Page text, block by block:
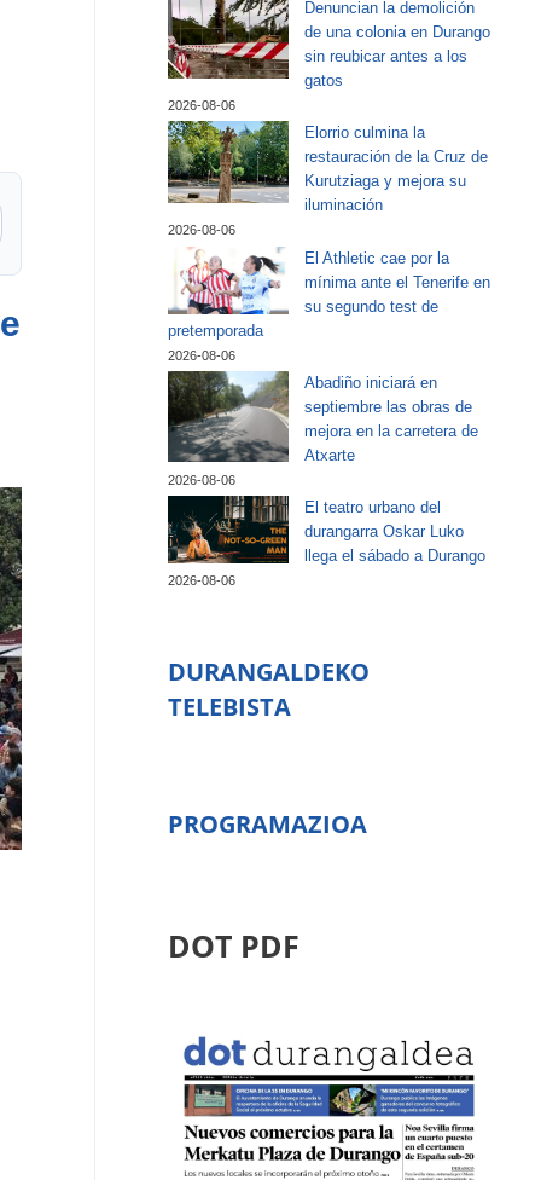
Denuncian la demolición
de una colonia en Durango
sin reubicar antes a los
gatos
2026-08-06
Elorrio culmina la
restauración de la Cruz de
Kurutziaga y mejora su
iluminación
2026-08-06
El Athletic cae por la
mínima ante el Tenerife en
su segundo test de
pretemporada
2026-08-06
Abadiño iniciará en
septiembre las obras de
mejora en la carretera de
Atxarte
2026-08-06
El teatro urbano del
durangarra Oskar Luko
llega el sábado a Durango
2026-08-06
DURANGALDEKO
TELEBISTA
PROGRAMAZIOA
DOT PDF